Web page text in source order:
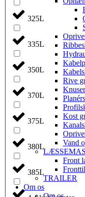
325L
335L
350L
370L
375L
380L
385L
Rive
Kost
Vand
Front
TRAILER
Om os